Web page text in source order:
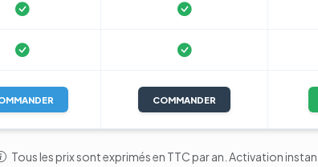
COMMANDER
Tous les prix sont exprimés en TTC par an. Activation